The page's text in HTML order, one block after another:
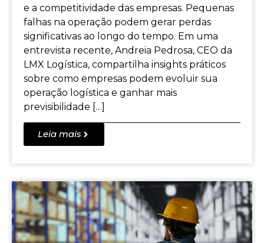
e a competitividade das empresas. Pequenas
falhas na operação podem gerar perdas
significativas ao longo do tempo. Em uma
entrevista recente, Andreia Pedrosa, CEO da
LMX Logística, compartilha insights práticos
sobre como empresas podem evoluir sua
operação logística e ganhar mais
previsibilidade […]
Leia mais